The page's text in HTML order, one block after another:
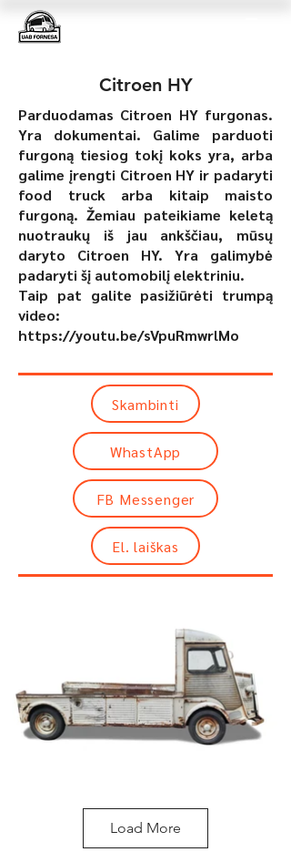
Citroen HY
Parduodamas Citroen HY furgonas.
Yra dokumentai. Galime parduoti
furgoną tiesiog tokį koks yra, arba
galime įrengti Citroen HY ir padaryti
food truck arba kitaip maisto
furgoną. Žemiau pateikiame keletą
nuotraukų iš jau ankščiau, mūsų
daryto Citroen HY. Yra galimybė
padaryti šį automobilį elektriniu.
Taip pat galite pasižiūrėti trumpą
video:
https://youtu.be/sVpuRmwrlMo
Skambinti
WhastApp
FB Messenger
El. laiškas
Load More